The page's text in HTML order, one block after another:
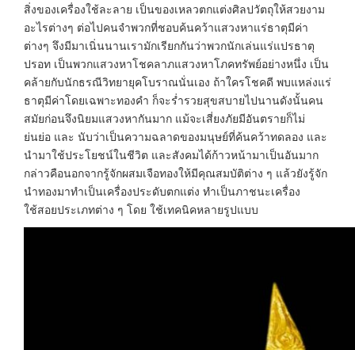
สิ่งของเครื่องใช้ละลาย เป็นของเหลวตกแต่งศิลปวัตถุให้สวยงาม
อะไรต่างๆ ต่อไปคนจำพวกที่ชอบค้นคว้าแสวงหาแร่ธาตุมีค่า
ต่างๆ จึงมีมาเนิ่นนานเรามักเรียกกันว่าพวกนักเล่นแร่แปรธาตุ
ปรอท เป็นพวกแสวงหาโชคลาภแสวงหาโภคทรัพย์อย่างหนึ่ง เป็น
คล้ายกับนักธรณีวิทยายุคโบราณนั่นเอง ถ้าใครโชคดี พบแหล่งแร่
ธาตุมีค่าโดยเฉพาะทองคำ ก็จะร่ำรวยสุขสบายไปนานดังนั้นคน
สมัยก่อนจึงนิยมแสวงหากันมาก แม้จะเสี่ยงภัยมีอันตรายก็ไม่
ย่นย่อ และ นับว่าเป็นความฉลาดของมนุษย์ที่ค้นคว้าทดลอง และ
นำมาใช้ประโยชน์ในชีวิต และสังคมได้ก้าวหน้ามาเป็นอันมาก
กล่าวคือนอกจากรู้จักผสมเจือทองให้มีคุณสมบัติต่าง ๆ แล้วยังรู้จัก
นำทองมาทำเป็นเครื่องประดับตกแต่ง ทำเป็นภาชนะเครื่อง
ใช้สอยประเภทต่าง ๆ โดย ใช้เทคนิคหลายรูปแบบ